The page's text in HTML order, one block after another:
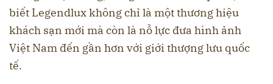
biết Legendlux không chỉ là một thương hiệu
khách sạn mới mà còn là nỗ lực đưa hình ảnh
Việt Nam đến gần hơn với giới thượng lưu quốc
tế.